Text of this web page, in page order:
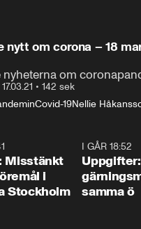
nytt om corona – 18
nyheterna om
17.03.21 • 142 sek
Covid-19Nellie
Misstänkt
i
Stockholm
I GÅR 18:52
samma ö